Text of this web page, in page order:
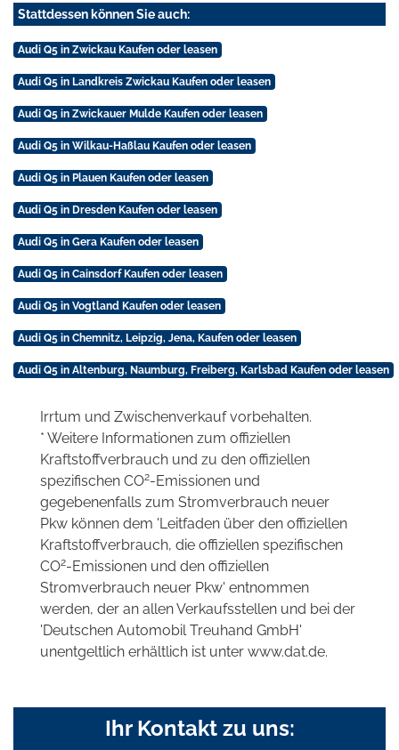
Stattdessen können Sie auch:
Audi Q5 in Zwickau Kaufen oder leasen
Audi Q5 in Landkreis Zwickau Kaufen oder leasen
Audi Q5 in Zwickauer Mulde Kaufen oder leasen
Audi Q5 in Wilkau-Haßlau Kaufen oder leasen
Audi Q5 in Plauen Kaufen oder leasen
Audi Q5 in Dresden Kaufen oder leasen
Audi Q5 in Gera Kaufen oder leasen
Audi Q5 in Cainsdorf Kaufen oder leasen
Audi Q5 in Vogtland Kaufen oder leasen
Audi Q5 in Chemnitz, Leipzig, Jena, Kaufen oder leasen
Audi Q5 in Altenburg, Naumburg, Freiberg, Karlsbad Kaufen oder leasen
Irrtum und Zwischenverkauf vorbehalten.
* Weitere Informationen zum offiziellen
Kraftstoffverbrauch und zu den offiziellen
spezifischen CO2-Emissionen und
gegebenenfalls zum Stromverbrauch neuer
Pkw können dem 'Leitfaden über den offiziellen
Kraftstoffverbrauch, die offiziellen spezifischen
CO2-Emissionen und den offiziellen
Stromverbrauch neuer Pkw' entnommen
werden, der an allen Verkaufsstellen und bei der
'Deutschen Automobil Treuhand GmbH'
unentgeltlich erhältlich ist unter www.dat.de.
Ihr Kontakt zu uns: